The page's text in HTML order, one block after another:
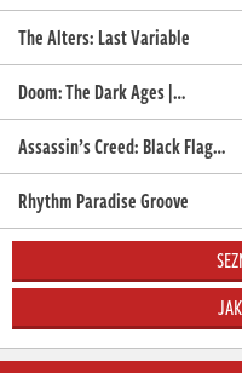
The Alters: Last Variable
Doom: The Dark Ages |…
Assassin’s Creed: Black Flag…
Rhythm Paradise Groove